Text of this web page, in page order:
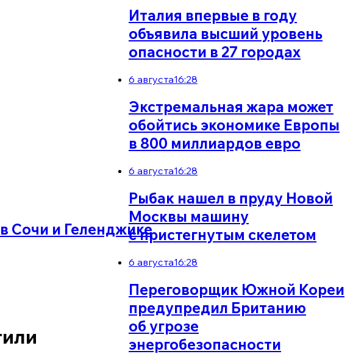
Италия впервые в году
объявила высший уровень
опасности в 27 городах
6 августа16:28
Экстремальная жара может
обойтись экономике Европы
в 800 миллиардов евро
6 августа16:28
Рыбак нашел в пруду Новой
Москвы машину
с пристегнутым скелетом
6 августа16:28
Переговорщик Южной Кореи
предупредил Британию
об угрозе
энергобезопасности
Сочи и Геленджике